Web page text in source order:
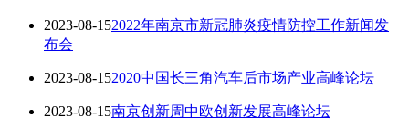
2023-08-152022年南京市新冠肺炎疫情防控工作新闻发
布会
2023-08-152020中国长三角汽车后市场产业高峰论坛
2023-08-15南京创新周中欧创新发展高峰论坛